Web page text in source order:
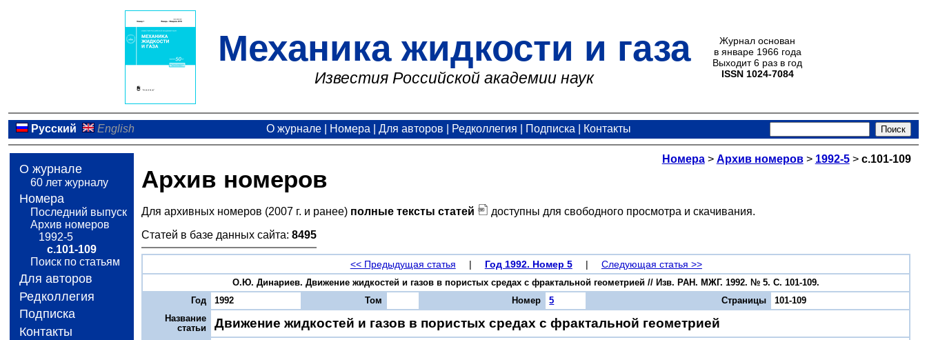
Механика жидкости и газа
Известия Российской академии наук
Журнал основан
в январе 1966 года
Выходит 6 раз в год
ISSN 1024-7084
Русский English О журнале Номера Для авторов Редколлегия Подписка Контакты
О журнале
60 лет журналу
Номера
Последний выпуск
Архив номеров
1992-5
с.101-109
Поиск по статьям
Для авторов
Редколлегия
Подписка
Контакты
Номера> Архив номеров> 1992-5> с.101-109
Архив номеров
Для архивных номеров (2007 г. и ранее) полные тексты статей
доступны для свободного просмотра и скачивания.
Статей в базе данных сайта: 8495
<< Предыдущая статья | Год 1992. Номер 5 | Следующая статья >>
О.Ю. Динариев. Движение жидкостей и газов в пористых средах с фрактальной геометрией // Изв. РАН. МЖГ. 1992. № 5. С. 101-109.
Год
1992 Том Номер 5 Страницы
101-109
Название
статьи
Движение жидкостей и газов в пористых средах с фрактальной геометрией